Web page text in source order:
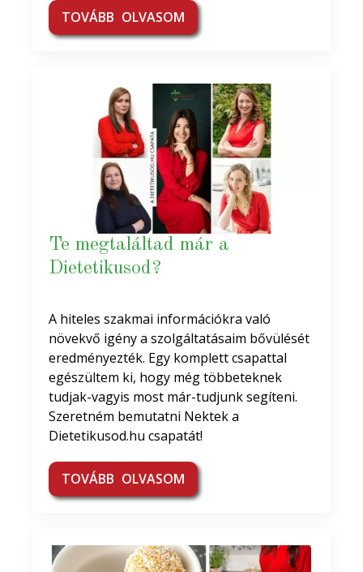
TOVÁBB OLVASOM
Te megtaláltad már a
Dietetikusod?
A hiteles szakmai információkra való
növekvő igény a szolgáltatásaim bővülését
eredményezték. Egy komplett csapattal
egészültem ki, hogy még többeteknek
tudjak-vagyis most már-tudjunk segíteni.
Szeretném bemutatni Nektek a
Dietetikusod.hu csapatát!
TOVÁBB OLVASOM